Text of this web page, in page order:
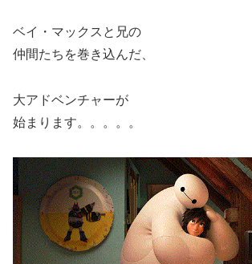
ベイ・マックスと兄の
仲間たちを巻き込んだ、
大アドベンチャーが
始まります。。。。。